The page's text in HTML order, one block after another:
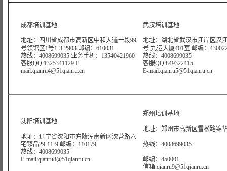
成都培训基地
地址：四川省成都市高新区中和大道一段99
号领馆区1号1-3-2903 邮编：610031
热线：4008699035 业务手机：13540421960
客服QQ:1325341129 E-
mail:qianru4@51qianru.cn
武汉培训基地
地址：湖北省武汉市江岸区汉
号 九运大厦401室 邮编：
热线：4008699035
客服QQ:849322415
E-mail:qianru5@51qianru.cn
沈阳培训基地
地址：辽宁省沈阳市东陵浑南新区沈营路六
宅臻品29-11-9 邮编：110179
热线：4008699035
E-mail:qianru8@51qianru.cn
郑州培训基地
地址：郑州市高新区雪松路锦
热线：4008699035
邮编：450001
信箱:qianru9@51qianru.cn